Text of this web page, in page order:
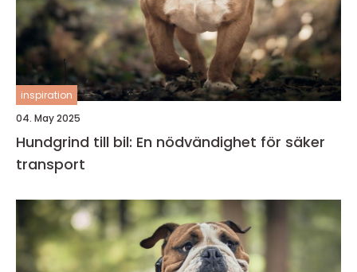
inspiration
04. May 2025
Hundgrind till bil: En nödvändighet för säker
transport